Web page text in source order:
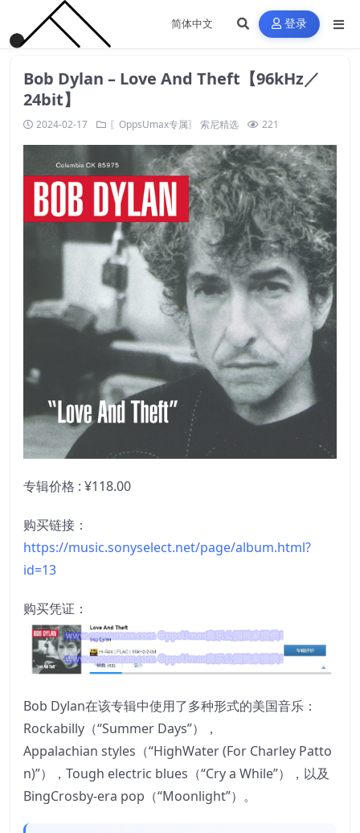
登录
Bob Dylan – Love And Theft【96kHz／
24bit】
2024-02-17 〖OppsUmax专属〗 索尼精选 221
专辑价格 : ¥118.00
购买链接：
https://music.sonyselect.net/page/album.html?
id=13
购买凭证：
Bob Dylan在该专辑中使用了多种形式的美国音乐：
Rockabilly（“Summer Days”），
Appalachian styles（“HighWater (For Charley Patto
n)”），Tough electric blues（“Cry a While”），以及
BingCrosby-era pop（“Moonlight”）。